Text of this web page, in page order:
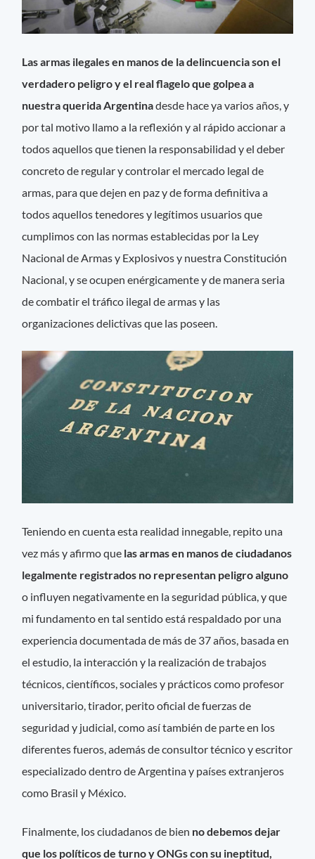
Las armas ilegales en manos de la delincuencia son el
verdadero peligro y el real flagelo que golpea a
nuestra querida Argentinadesde hace ya varios años, y
por tal motivo llamo a la reflexión y al rápido accionar a
todos aquellos que tienen la responsabilidad y el deber
concreto de regular y controlar el mercado legal de
armas, para que dejen en paz y de forma definitiva a
todos aquellos tenedores y legítimos usuarios que
cumplimos con las normas establecidas por la Ley
Nacional de Armas y Explosivos y nuestra Constitución
Nacional, y se ocupen enérgicamente y de manera seria
de combatir el tráfico ilegal de armas y las
organizaciones delictivas que las poseen.
Teniendo en cuenta esta realidad innegable, repito una
vez más y afirmo que las armas en manos de ciudadanos
legalmente registrados no representan peligro alguno
o influyen negativamente en la seguridad pública, y que
mi fundamento en tal sentido está respaldado por una
experiencia documentada de más de 37 años, basada en
el estudio, la interacción y la realización de trabajos
técnicos, científicos, sociales y prácticos como profesor
universitario, tirador, perito oficial de fuerzas de
seguridad y judicial, como así también de parte en los
diferentes fueros, además de consultor técnico y escritor
especializado dentro de Argentina y países extranjeros
como Brasil y México.
Finalmente, los ciudadanos de bien no debemos dejar
que los políticos de turno y ONGs con su ineptitud,